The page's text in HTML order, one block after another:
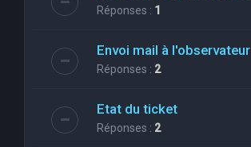
Réponses : 1
Envoi mail à l'observateur
Réponses : 2
Etat du ticket
Réponses : 2